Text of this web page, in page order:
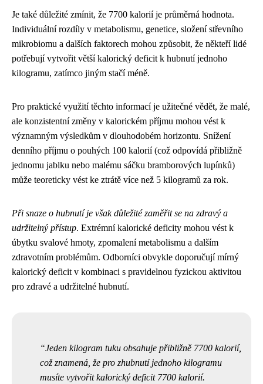
Je také důležité zmínit, že 7700 kalorií je průměrná hodnota.
Individuální rozdíly v metabolismu, genetice, složení střevního
mikrobiomu a dalších faktorech mohou způsobit, že někteří lidé
potřebují vytvořit větší kalorický deficit k hubnutí jednoho
kilogramu, zatímco jiným stačí méně.
Pro praktické využití těchto informací je užitečné vědět, že malé,
ale konzistentní změny v kalorickém příjmu mohou vést k
významným výsledkům v dlouhodobém horizontu. Snížení
denního příjmu o pouhých 100 kalorií (což odpovídá přibližně
jednomu jablku nebo malému sáčku bramborových lupínků)
může teoreticky vést ke ztrátě více než 5 kilogramů za rok.
Při snaze o hubnutí je však důležité zaměřit se na zdravý a
udržitelný přístup. Extrémní kalorické deficity mohou vést k
úbytku svalové hmoty, zpomalení metabolismu a dalším
zdravotním problémům. Odborníci obvykle doporučují mírný
kalorický deficit v kombinaci s pravidelnou fyzickou aktivitou
pro zdravé a udržitelné hubnutí.
Jeden kilogram tuku obsahuje přibližně 7700 kalorií,
což znamená, že pro zhubnutí jednoho kilogramu
musíte vytvořit kalorický deficit 7700 kalorií.